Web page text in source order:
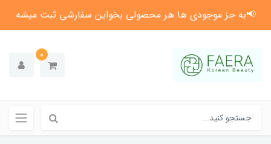
📢به جز موجودی ها هر محصولی بخواین سفارشی ثبت میشه
0